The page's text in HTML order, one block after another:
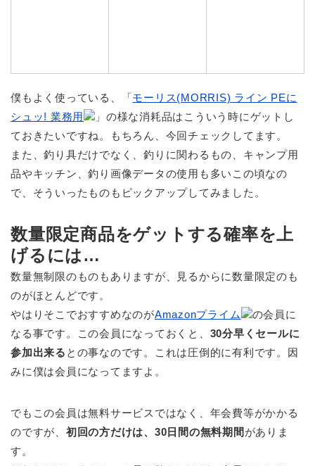
僕もよく使っている、「モーリス(MORRIS) ライン PEに
シュッ! 業務用
」の様な消耗品はこういう時にゲットし
ておきたいですね。もちろん、今回チェックしてます。
また、釣り具だけでなく、釣りに関わるもの、キャンプ用
品やキッチン、釣り画像データの使用も多いこの頃なの
で、そういったものもピックアップしてみました。
数量限定商品をゲットする確率を上
げるには…
数量無制限のものもありますが、見るからに数量限定のも
のがほとんどです。
やはりそこでおすすめなのがAmazonプライム
の会員に
なる事です。この会員になっておくと、 30分早くセールに
参加出来る との事なのです。これは圧倒的に有利です。因
みに僕は会員になってますよ。
でもこの会員は無料サービスではなく、年会費等がかかる
のですが、 初回の方だけは、30日間の無料期間 がありま
す。